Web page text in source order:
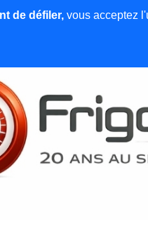
News et articles
de défiler,vous acceptez